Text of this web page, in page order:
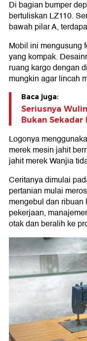
Di bagian bumper
bertuliskan LZ110.
bawah pilar A,
Mobil ini mengusung
yang kompak.
ruang kargo dengan
mungkin agar lincah
Baca juga:
Seriusnya
Bukan
Logonya
merek mesin jahit
jahit merek Wanjia
Ceritanya dimulai
pertanian mulai
mengebul dan
pekerjaan,
otak dan beralih ke